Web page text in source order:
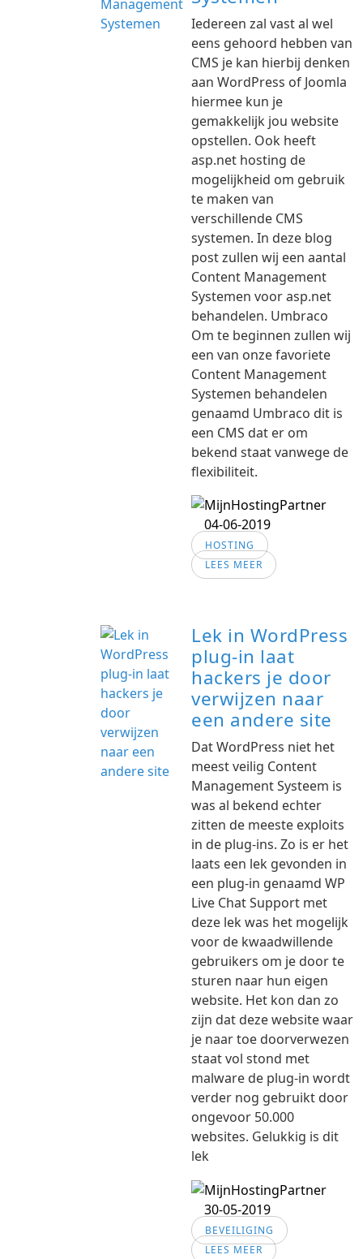
Iedereen zal vast al wel
eens gehoord hebben van
CMS je kan hierbij denken
aan WordPress of Joomla
hiermee kun je
gemakkelijk jou website
opstellen. Ook heeft
asp.net hosting de
mogelijkheid om gebruik
te maken van
verschillende CMS
systemen. In deze blog
post zullen wij een aantal
Content Management
Systemen voor asp.net
behandelen. Umbraco
Om te beginnen zullen wij
een van onze favoriete
Content Management
Systemen behandelen
genaamd Umbraco dit is
een CMS dat er om
bekend staat vanwege de
flexibiliteit.
04-06-2019
HOSTING
LEES MEER
Lek in WordPress
plug-in laat
hackers je door
verwijzen naar
een andere site
Dat WordPress niet het
meest veilig Content
Management Systeem is
was al bekend echter
zitten de meeste exploits
in de plug-ins. Zo is er het
laats een lek gevonden in
een plug-in genaamd WP
Live Chat Support met
deze lek was het mogelijk
voor de kwaadwillende
gebruikers om je door te
sturen naar hun eigen
website. Het kon dan zo
zijn dat deze website waar
je naar toe doorverwezen
staat vol stond met
malware de plug-in wordt
verder nog gebruikt door
ongevoor 50.000
websites. Gelukkig is dit
lek
30-05-2019
BEVEILIGING
LEES MEER